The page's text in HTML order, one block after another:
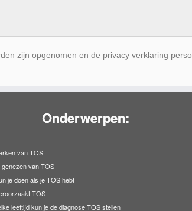
zijn opgenomen en de privacy verklaring
Onderwerpen:
van TOS
genezen van TOS
je doen als je TOS hebt
TOS
leeftijd kun je de diagnose TOS stellen